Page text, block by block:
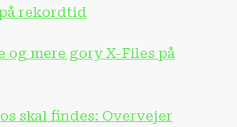
rekordtid
og mere gory X-Files på
skal findes: Overvejer